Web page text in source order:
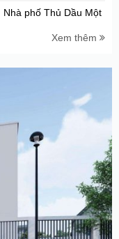
Nhà phố Thủ Dầu Một
Xem thêm